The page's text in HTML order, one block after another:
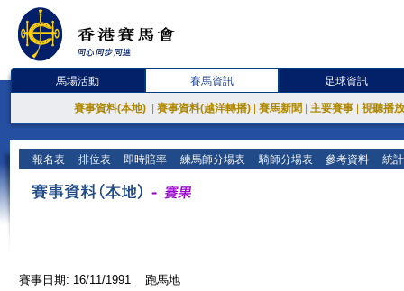
馬場活動 賽馬資訊 足球資訊
賽事資料(本地) 賽事資料(越洋轉播) 賽馬新聞 主要賽事 視聽播
報名表 排位表 即時賠率 練馬師分場表 騎師分場表 參考資料 統
賽事日期: 16/11/1991 跑馬地